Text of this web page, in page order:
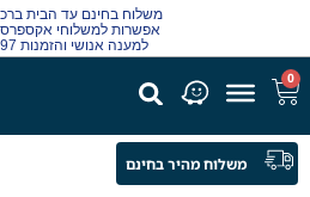
משלוח בחינם עד הבית
אפשרות למשלוחי
למענה אנושי והזמנות 04-9980997
0
משלוח מהיר בחינם